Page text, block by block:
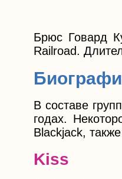
Брюс Говард
Railroad.
В составе
годах.
Blackjack,
Kiss